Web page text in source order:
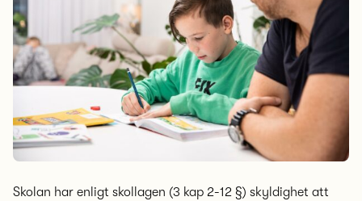
Skolan har enligt skollagen (3 kap 2-12 §) skyldighet att